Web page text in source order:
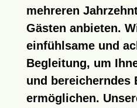
mehreren
Gästen anbieten.
einfühlsame und
Begleitung, um
und bereicherndes
ermöglichen.